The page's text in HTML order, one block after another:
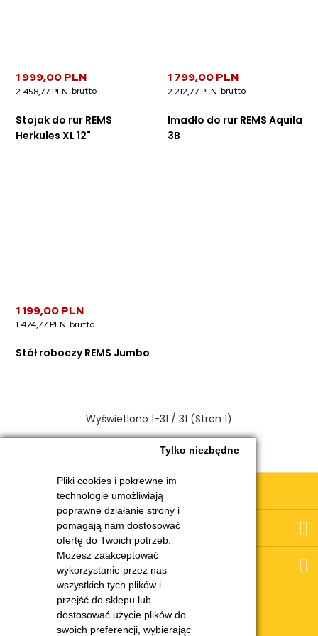
Pliki cookies i pokrewne im
technologie umożliwiają
poprawne działanie strony i
pomagają nam dostosować
ofertę do Twoich potrzeb.
Możesz zaakceptować
wykorzystanie przez nas
wszystkich tych plików i
przejść do sklepu lub
dostosować użycie plików do
swoich preferencji, wybierając
Tylko niezbędne
Stojak do rur REMS
Herkules XL 12"
1 999,00 PLN
2 458,77 PLN
Imadło do rur REMS Aquila
3B
1 799,00 PLN
2 212,77 PLN
Stół roboczy REMS Jumbo
1 199,00 PLN
1 474,77 PLN
Wyświetlono 1-31 / 31 (Stron 1)
Obsługa klienta
Moje konto
Serwis i części